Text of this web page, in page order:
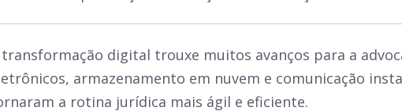
transformação digital trouxe muitos avanços para a
armazenamento em nuvem e comunicação
a rotina jurídica mais ágil e eficiente.